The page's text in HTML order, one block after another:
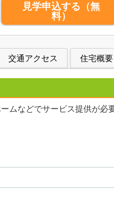
見学申込する （無
料）
交通アクセス 住宅概要
ムなどでサービス提供が必